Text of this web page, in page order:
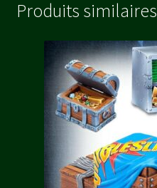
Produits similaires